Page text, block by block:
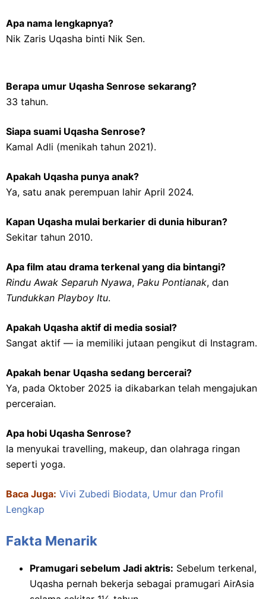
Apa nama lengkapnya?
Nik Zaris Uqasha binti Nik Sen.
Berapa umur Uqasha Senrose sekarang?
33 tahun.
Siapa suami Uqasha Senrose?
Kamal Adli (menikah tahun 2021).
Apakah Uqasha punya anak?
Ya, satu anak perempuan lahir April 2024.
Kapan Uqasha mulai berkarier di dunia hiburan?
Sekitar tahun 2010.
Apa film atau drama terkenal yang dia bintangi?
Rindu Awak Separuh Nyawa, Paku Pontianak, dan
Tundukkan Playboy Itu.
Apakah Uqasha aktif di media sosial?
Sangat aktif — ia memiliki jutaan pengikut di Instagram.
Apakah benar Uqasha sedang bercerai?
Ya, pada Oktober 2025 ia dikabarkan telah mengajukan
perceraian.
Apa hobi Uqasha Senrose?
Ia menyukai travelling, makeup, dan olahraga ringan
seperti yoga.
Baca Juga: Vivi Zubedi Biodata, Umur dan Profil
Lengkap
Fakta Menarik
Pramugari sebelum Jadi aktris: Sebelum terkenal,
Uqasha pernah bekerja sebagai pramugari AirAsia